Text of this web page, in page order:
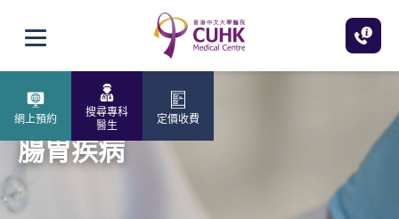
打開選單
網上預約
搜尋專科
醫生
定價收費
腸胃疾病